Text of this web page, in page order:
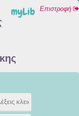
Επιστροφή
myLib